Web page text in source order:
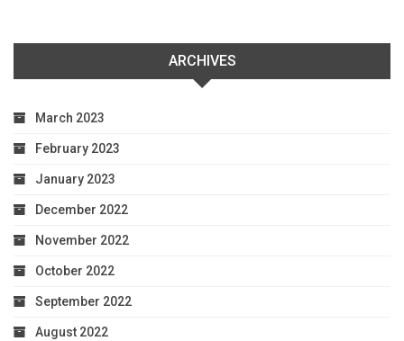
ARCHIVES
March 2023
February 2023
January 2023
December 2022
November 2022
October 2022
September 2022
August 2022